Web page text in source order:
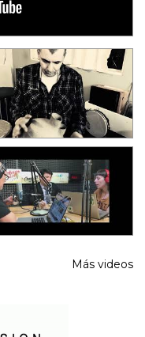
Más videos